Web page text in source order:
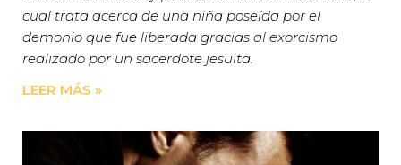
cual trata acerca de una niña poseída por el
demonio que fue liberada gracias al exorcismo
realizado por un sacerdote jesuita.
LEER MÁS »